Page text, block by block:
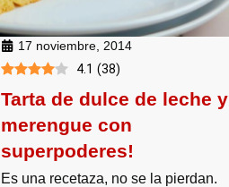
17 noviembre, 2014
4.1 (38)
Tarta de dulce de leche y
merengue con
superpoderes!
Es una recetaza, no se la pierdan.